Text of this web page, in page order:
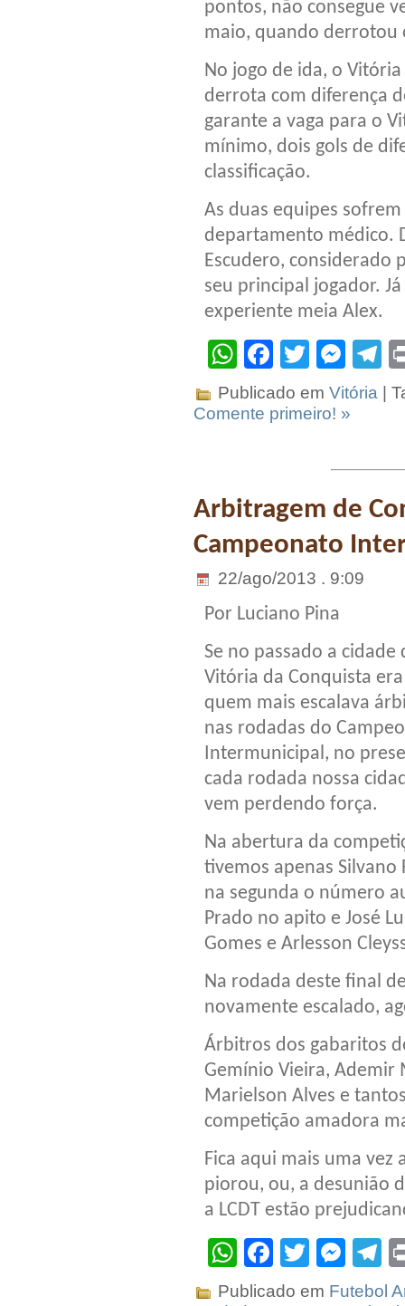
pontos, não consegue
maio, quando derrotou
No jogo de ida, o
derrota com diferença
garante a vaga para o
mínimo, dois gols de
classificação.
As duas equipes
departamento médico.
Escudero, considerado
seu principal jogador.
experiente meia Alex.
WhatsApp
Facebook
Twitter
Publicado em Vitória |
Comente primeiro! »
Arbitragem de
Campeonato
22/ago/2013 . 9:09
Por Luciano Pina
Se no passado a cidade
Vitória da Conquista era
quem mais escalava
nas rodadas do
Intermunicipal, no
cada rodada nossa
vem perdendo força.
Na abertura da
tivemos apenas
na segunda o número
Prado no apito e José
Gomes e Arlesson
Na rodada deste final
novamente escalado,
Árbitros dos gabaritos
Gemínio Vieira, Ademir
Marielson Alves e
competição amadora
Fica aqui mais uma vez
piorou, ou, a desunião
a LCDT estão
WhatsApp
Facebook
Twitter
Publicado em Futebol